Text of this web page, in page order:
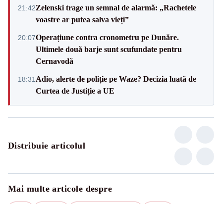
21:42Zelenski trage un semnal de alarmă: „Rachetele
voastre ar putea salva vieți”
20:07Operațiune contra cronometru pe Dunăre.
Ultimele două barje sunt scufundate pentru
Cernavodă
18:31 Adio, alerte de poliție pe Waze? Decizia luată de
Curtea de Justiție a UE
Distribuie articolul
Mai multe articole despre